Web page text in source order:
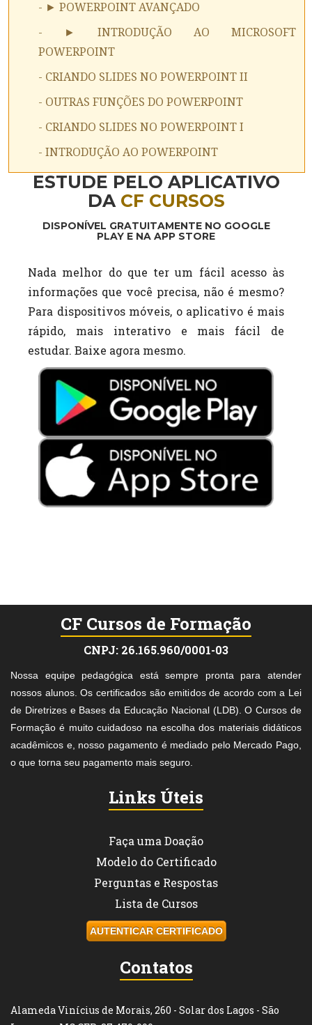
- ► POWERPOINT AVANÇADO
- ► INTRODUÇÃO AO MICROSOFT
POWERPOINT
- CRIANDO SLIDES NO POWERPOINT II
- OUTRAS FUNÇÕES DO POWERPOINT
- CRIANDO SLIDES NO POWERPOINT I
- INTRODUÇÃO AO POWERPOINT
ESTUDE PELO APLICATIVO
DA CF CURSOS
DISPONÍVEL GRATUITAMENTE NO GOOGLE
PLAY E NA APP STORE
Nada melhor do que ter um fácil acesso às
informações que você precisa, não é mesmo?
Para dispositivos móveis, o aplicativo é mais
rápido, mais interativo e mais fácil de
estudar. Baixe agora mesmo.
CF Cursos de Formação
CNPJ: 26.165.960/0001-03
Nossa equipe pedagógica está sempre pronta para atender
nossos alunos. Os certificados são emitidos de acordo com a Lei
de Diretrizes e Bases da Educação Nacional (LDB). O Cursos de
Formação é muito cuidadoso na escolha dos materiais didáticos
acadêmicos e, nosso pagamento é mediado pelo Mercado Pago,
o que torna seu pagamento mais seguro.
Links Úteis
Faça uma Doação
Modelo do Certificado
Perguntas e Respostas
Lista de Cursos
AUTENTICAR CERTIFICADO
Contatos
Alameda Vinícius de Morais, 260 - Solar dos Lagos - São